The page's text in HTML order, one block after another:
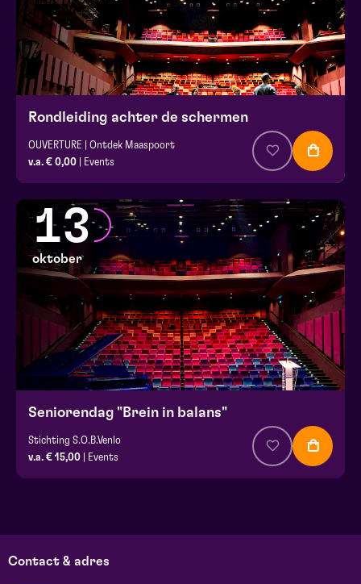
Rondleiding achter de schermen
OUVERTURE | Ontdek Maaspoort
v.a. € 0,00 | Events
13
oktober
Seniorendag "Brein in balans"
Stichting S.O.B.Venlo
v.a. € 15,00 | Events
Contact & adres